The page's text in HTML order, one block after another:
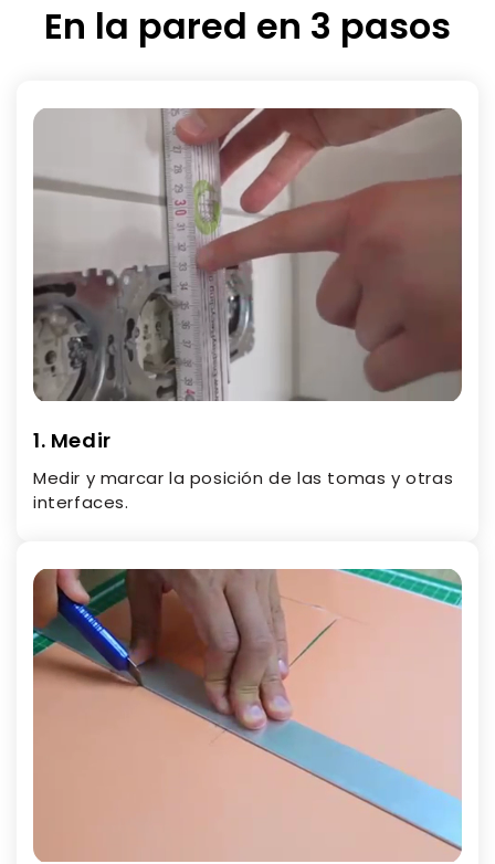
En la pared en 3 pasos
1. Medir
Medir y marcar la posición de las tomas y otras
interfaces.